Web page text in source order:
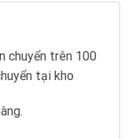
chuyển trên 100
tại kho